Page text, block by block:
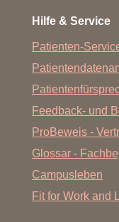
Hilfe & Service
Patienten-
Feedback- und
ProBeweis -
Glossar -
Campusleben
Fit for Work and